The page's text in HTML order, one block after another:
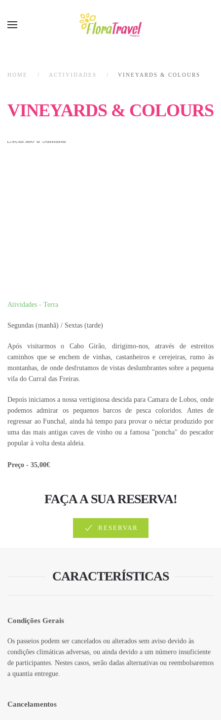
HOME ACTIVIDADES VINEYARDS & COLOURS
VINEYARDS & COLOURS
Atividades - Terra
Segundas (manhã) / Sextas (tarde)
Após visitarmos o Cabo Girão, dirigimo-nos, através de estreitos
caminhos que se enchem de vinhas, castanheiros e cerejeiras, rumo às
montanhas, de onde desfrutamos de vistas deslumbrantes sobre a pequena
vila do Curral das Freiras.
Depois iniciamos a nossa vertiginosa descida para Camara de Lobos, onde
podemos admirar os pequenos barcos de pesca coloridos. Antes de
regressar ao Funchal, ainda há tempo para provar o néctar produzido por
uma das mais antigas caves de vinho ou a famosa "poncha" do pescador
popular à volta desta aldeia.
Preço - 35,00€
FAÇA A SUA RESERVA!
RESERVAR
CARACTERÍSTICAS
Condições Gerais
Os passeios podem ser cancelados ou alterados sem aviso devido às
condições climáticas adversas, ou ainda devido a um número insuficiente
de participantes. Nestes casos, serão dadas alternativas ou reembolsaremos
a quantia entregue.
Cancelamentos